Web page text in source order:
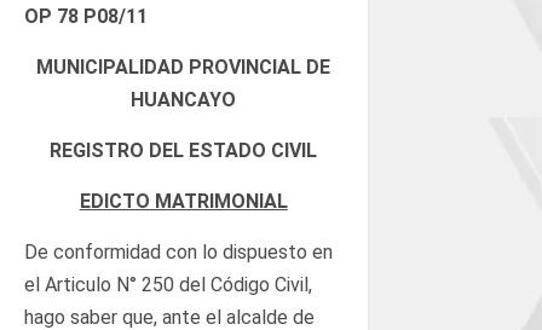
OP 78 P08/11
MUNICIPALIDAD PROVINCIAL DE
HUANCAYO
REGISTRO DEL ESTADO CIVIL
EDICTO MATRIMONIAL
De conformidad con lo dispuesto en
el Articulo N° 250 del Código Civil,
hago saber que, ante el alcalde de